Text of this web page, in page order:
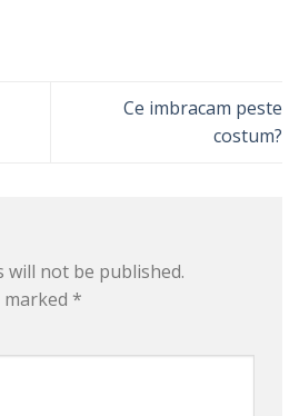
Ce imbracam peste
costum?
will not be published.
marked *